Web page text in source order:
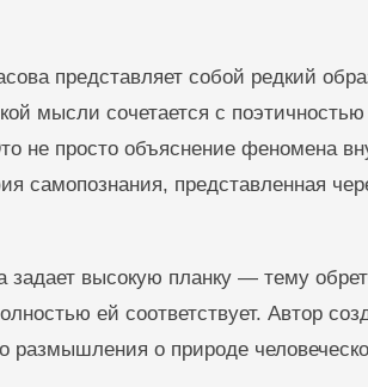
представляет собой редкий
мысли сочетается с
не просто объяснение феномена
самопознания, представленная
высокую планку — тему
ей соответствует. Автор
размышления о природе